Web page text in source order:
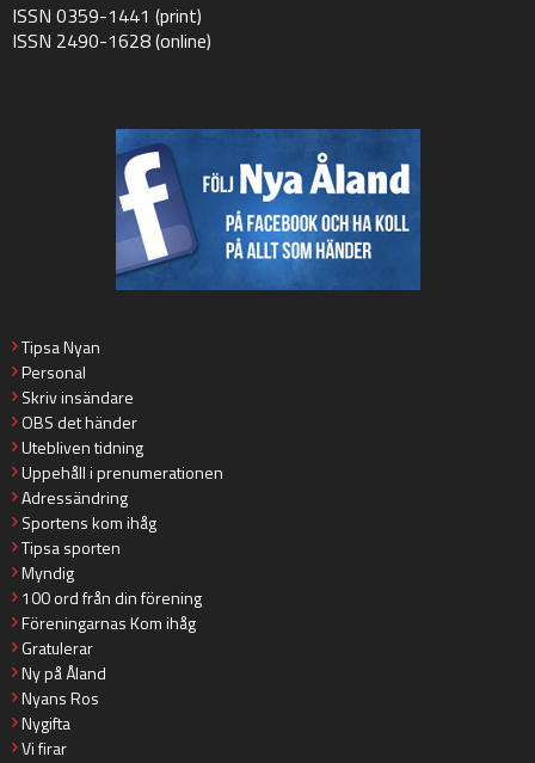
ISSN 0359-1441 (print)
ISSN 2490-1628 (online)
Tipsa Nyan
Personal
Skriv insändare
OBS det händer
Utebliven tidning
Uppehåll i prenumerationen
Adressändring
Sportens kom ihåg
Tipsa sporten
Myndig
100 ord från din förening
Föreningarnas Kom ihåg
Gratulerar
Ny på Åland
Nyans Ros
Nygifta
Vi firar